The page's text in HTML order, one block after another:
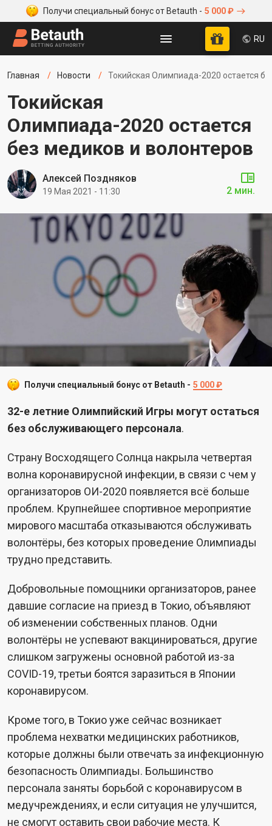
Получи специальный бонус от Betauth - 5 000 ₽
RU
Главная Новости Токийская Олимпиада-2020 остается
Токийская
Олимпиада-2020 остается
без медиков и волонтеров
Алексей Поздняков
19 Мая 2021 - 11:30 2 мин.
Получи специальный бонус от Betauth - 5 000 ₽
32-е летние Олимпийский Игры могут остаться
без обслуживающего персонала.
Страну Восходящего Солнца накрыла четвертая
волна коронавирусной инфекции, в связи с чем у
организаторов ОИ-2020 появляется всё больше
проблем. Крупнейшее спортивное мероприятие
мирового масштаба отказываются обслуживать
волонтёры, без которых проведение Олимпиады
трудно представить.
Добровольные помощники организаторов, ранее
давшие согласие на приезд в Токио, объявляют
об изменении собственных планов. Одни
волонтёры не успевают вакцинироваться, другие
слишком загружены основной работой из-за
COVID-19, третьи боятся заразиться в Японии
коронавирусом.
Кроме того, в Токио уже сейчас возникает
проблема нехватки медицинских работников,
которые должны были отвечать за инфекционную
безопасность Олимпиады. Большинство
персонала заняты борьбой с коронавирусом в
медучреждениях, и если ситуация не улучшится,
не смогут оставить свои рабочие места. К